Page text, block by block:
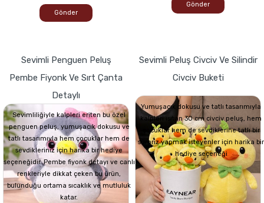
Gönder
Gönder
Sevimli Penguen Peluş
Pembe Fiyonk Ve Sırt Çanta
Detaylı
Sevimliliğiyle kalpleri eriten bu özel
penguen peluş, yumuşacık dokusu ve
tatlı tasarımıyla hem çocuklar hem de
sevdikleriniz için harika bir hediye
seçeneğidir. Pembe fiyonk detayı ve canlı
renkleriyle dikkat çeken bu ürün,
bulunduğu ortama sıcaklık ve mutluluk
katar.
Sevimli Peluş Civciv Ve Silindir
Civciv Buketi
Yumuşacık dokusu ve tatlı tasarımıyla
kalpleri ısıtan 30 cm civciv peluş, hem
çocuklar hem de sevdiklerine tatlı bir
sürpriz yapmak isteyenler için harika bir
hediye seçeneği